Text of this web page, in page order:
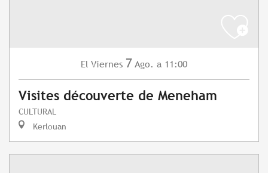
El Viernes 7 Ago. a 11:00
Visites découverte de Meneham
CULTURAL
Kerlouan